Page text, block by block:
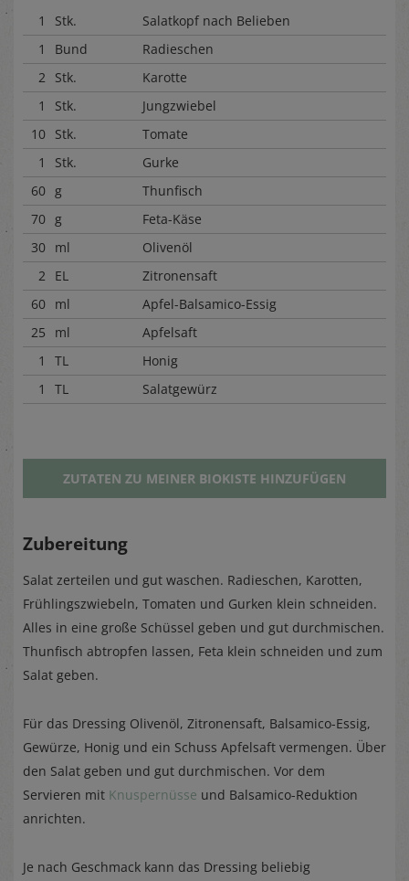
1 Stk.
Salatkopf nach Belieben
1
Bund
Radieschen
2 Stk.
Karotte
1
Stk.
Jungzwiebel
10 Stk.
Tomate
1
Stk.
Gurke
60 g
Thunfisch
70 g
Feta-Käse
30 ml
Olivenöl
2 EL
Zitronensaft
60 ml
Apfel-Balsamico-Essig
25
ml
Apfelsaft
1
TL
Honig
1
TL Salatgewürz
ZUTATEN ZU MEINER BIOKISTE HINZUFÜGEN
Zubereitung
Salat zerteilen und gut waschen. Radieschen, Karotten,
Frühlingszwiebeln, Tomaten und Gurken klein schneiden.
Alles in eine große Schüssel geben und gut durchmischen.
Thunfisch abtropfen lassen, Feta klein schneiden und zum
Salat geben.
Für das Dressing Olivenöl, Zitronensaft, Balsamico-Essig,
Gewürze, Honig und ein Schuss Apfelsaft vermengen. Über
den Salat geben und gut durchmischen. Vor dem
Servieren mit Knuspernüsse und Balsamico-Reduktion
anrichten.
Je nach Geschmack kann das Dressing beliebig